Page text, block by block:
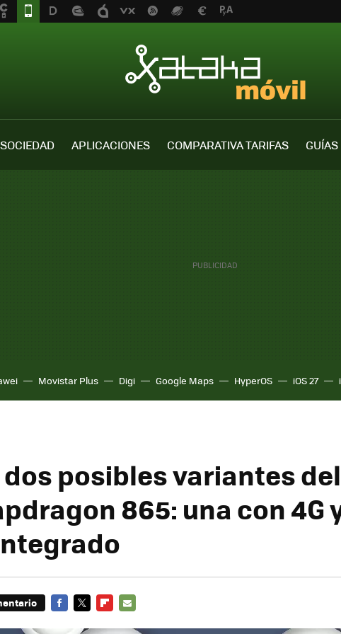
APLICACIONES COMPARATIVA TARIFAS
Movistar Plus Digi Google Maps HyperOS iOS 27
dos posibles variantes del
865: una con 4G